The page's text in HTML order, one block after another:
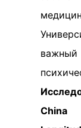
важный
China